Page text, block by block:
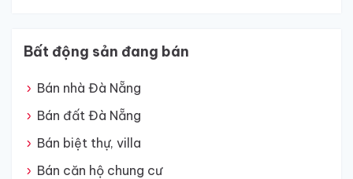
Bất động sản đang bán
Bán nhà Đà Nẵng
Bán đất Đà Nẵng
Bán biệt thự, villa
Bán căn hộ chung cư